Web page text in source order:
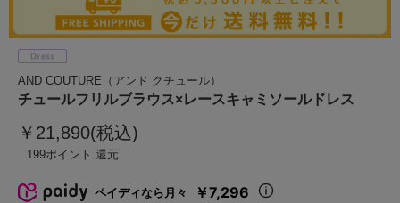
AND COUTURE（アンド クチュール）
チュールフリルブラウス×レースキャミソールドレス
￥21,890(税込)
199
ペイディなら月々 ￥7,296